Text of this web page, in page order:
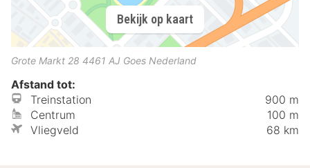
Bekijk op kaart
Grote Markt 28 4461 AJ Goes Nederland
Afstand tot:
Treinstation
900 m
Centrum
100 m
Vliegveld
68 km